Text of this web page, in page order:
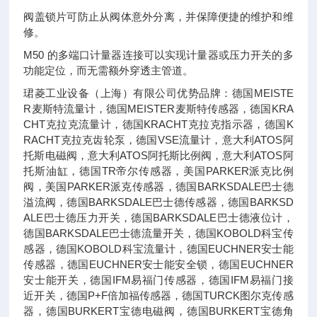
阀盖锁片可防止从阀体意外分离，并保障便捷的维护和维
修。
M50 的多端口计量器连接可以实现计量器或压力开关的多
功能定位，而无需额外穿透主管道。
珺菱工业设备（上海）有限公司优势品牌：德国MEISTE
R麦斯特流量计，德国MEISTER麦斯特传感器，德国KRA
CHT克拉克流量计，德国KRACHT克拉克指示器，德国K
RACHT克拉克齿轮泵，德国VSE流量计，意大利ATOS阿
托斯电磁阀，意大利ATOS阿托斯比例阀，意大利ATOS阿
托斯油缸，德国TR帝尔传感器，美国PARKER派克比例
阀，美国PARKER派克传感器，德国BARKSDALE巴士德
溢流阀，德国BARKSDALE巴士德传感器，德国BARKSD
ALE巴士德压力开关，德国BARKSDALE巴士德液位计，
德国BARKSDALE巴士德流量开关，德国KOBOLD科宝传
感器，德国KOBOLD科宝流量计，德国EUCHNER安士能
传感器，德国EUCHNER安士能安全锁，德国EUCHNER
安士能开关，德国IFM易福门传感器，德国IFM易福门接
近开关，德国P+F倍加福传感器，德国TURCK图尔克传感
器，德国BURKERT宝德电磁阀，德国BURKERT宝德角